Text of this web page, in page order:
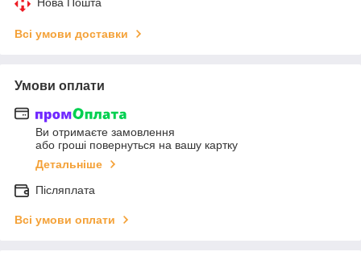
Всі умови доставки
Умови оплати
Ви отримаєте замовлення
або гроші повернуться на вашу картку
Детальніше
Післяплата
Всі умови оплати